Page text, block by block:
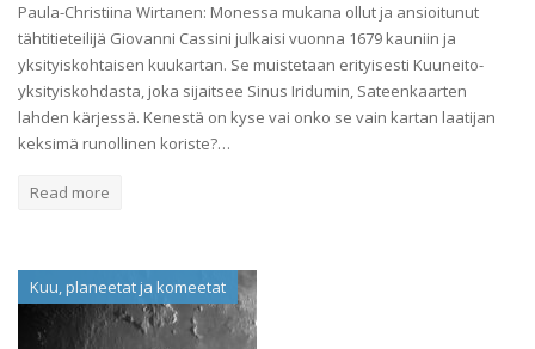
Paula-Christiina Wirtanen: Monessa mukana ollut ja ansioitunut
tähtitieteilijä Giovanni Cassini julkaisi vuonna 1679 kauniin ja
yksityiskohtaisen kuukartan. Se muistetaan erityisesti Kuuneito-
yksityiskohdasta, joka sijaitsee Sinus Iridumin, Sateenkaarten
lahden kärjessä. Kenestä on kyse vai onko se vain kartan laatijan
keksimä runollinen koriste?…
Read more
Kuu, planeetat ja komeetat